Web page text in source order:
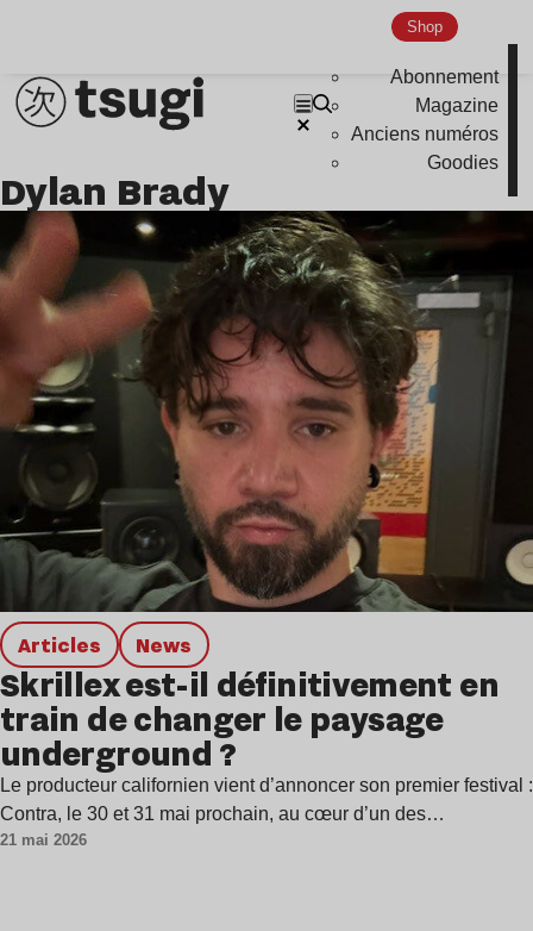
Shop
Abonnement
Magazine
Anciens numéros
Goodies
Dylan Brady
Articles news
Skrillex est-il définitivement en
train de changer le paysage
underground ?
Le producteur californien vient d’annoncer son premier festival :
Contra, le 30 et 31 mai prochain, au cœur d’un des…
21 mai 2026